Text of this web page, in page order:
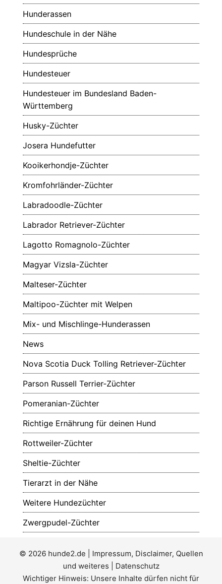
Hunderassen
Hundeschule in der Nähe
Hundesprüche
Hundesteuer
Hundesteuer im Bundesland Baden-
Württemberg
Husky-Züchter
Josera Hundefutter
Kooikerhondje-Züchter
Kromfohrländer-Züchter
Labradoodle-Züchter
Labrador Retriever-Züchter
Lagotto Romagnolo-Züchter
Magyar Vizsla-Züchter
Malteser-Züchter
Maltipoo-Züchter mit Welpen
Mix- und Mischlinge-Hunderassen
News
Nova Scotia Duck Tolling Retriever-Züchter
Parson Russell Terrier-Züchter
Pomeranian-Züchter
Richtige Ernährung für deinen Hund
Rottweiler-Züchter
Sheltie-Züchter
Tierarzt in der Nähe
Weitere Hundezüchter
Zwergpudel-Züchter
© 2026 hunde2.de
Impressum, Disclaimer, Quellen
und weiteres
Datenschutz
Wichtiger Hinweis: Unsere Inhalte dürfen nicht für